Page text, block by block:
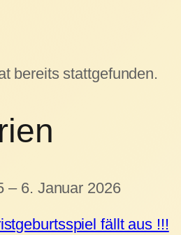
bereits stattgefunden.
– 6. Januar 2026
fällt aus !!!